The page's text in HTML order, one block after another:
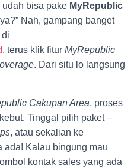
udah bisa pake MyRepublic
Nah, gampang banget
, terus klik fitur MyRepublic
. Dari situ lo langsung
Cakupan Area, proses
Tinggal pilih paket –
, atau sekalian ke
ada! Kalau bingung mau
kontak sales yang ada